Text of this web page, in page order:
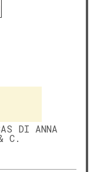
DI ANNA
C.